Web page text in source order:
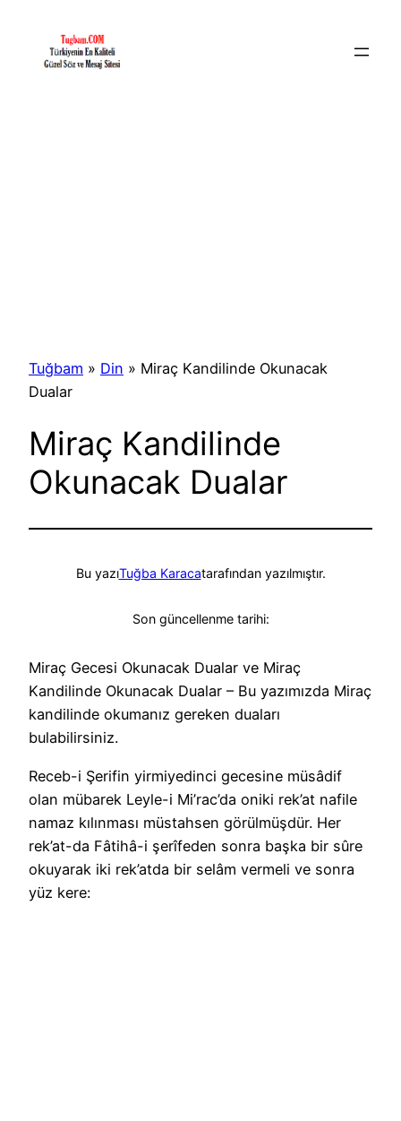
Tuğbam » Din » Miraç Kandilinde Okunacak
Dualar
Miraç Kandilinde
Okunacak Dualar
Bu yazıTuğba Karacatarafından yazılmıştır.
Son güncellenme tarihi:
Miraç Gecesi Okunacak Dualar ve Miraç
Kandilinde Okunacak Dualar – Bu yazımızda Miraç
kandilinde okumanız gereken duaları
bulabilirsiniz.
Receb-i Şerifin yirmiyedinci gecesine müsâdif
olan mübarek Leyle-i Mi’rac’da oniki rek’at nafile
namaz kılınması müstahsen görülmüşdür. Her
rek’at-da Fâtihâ-i şerîfeden sonra başka bir sûre
okuyarak iki rek’atda bir selâm vermeli ve sonra
yüz kere: